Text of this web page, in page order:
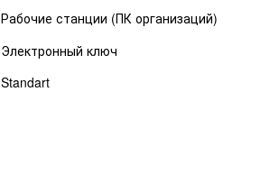
Рабочие станции (ПК организаций)
Электронный ключ
Standart